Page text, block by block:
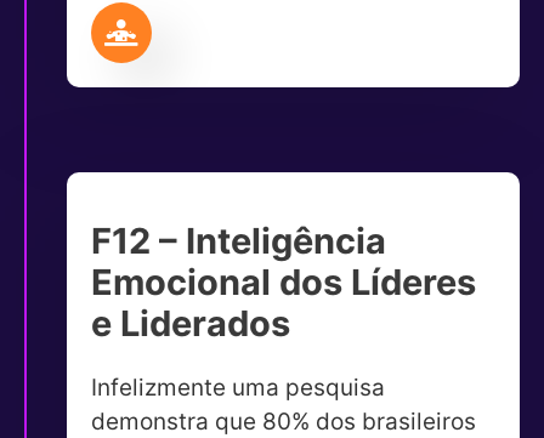
F12 – Inteligência
Emocional dos Líderes
e Liderados
Infelizmente uma pesquisa
demonstra que 80% dos brasileiros